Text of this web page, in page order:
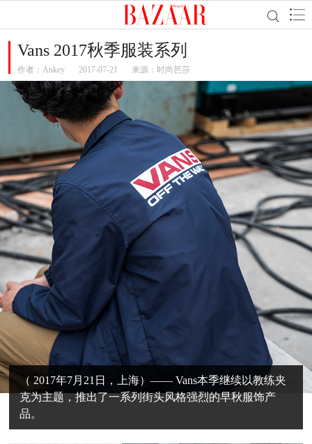
Vans 2017秋季服装系列
作者： Ankey 2017-07-21 来源：时尚芭莎
（ 2017年7月21日，上海）—— Vans本季继续以教练夹
克为主题，推出了一系列街头风格强烈的早秋服饰产
品。